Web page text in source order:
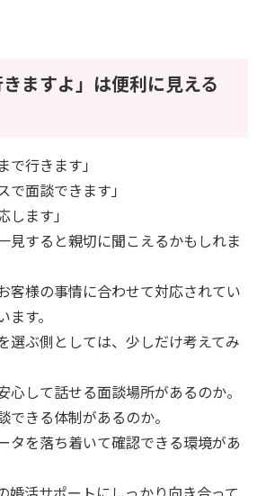
きますよ」は便利に見える
で行きます」
で面談できます」
します」
見すると親切に聞こえるかもしれま
客様の事情に合わせて対応されてい
す。
選ぶ側としては、少しだけ考えてみ
心して話せる面談場所があるのか。
できる体制があるのか。
タを落ち着いて確認できる環境があ